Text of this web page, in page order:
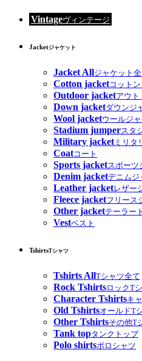
Vintageヴィンテージ
Jacketジャケット
Jacket Allジャケット
Cotton jacketコットン
Outdoor jacketアウト
Down jacketダウンジ
Wool jacketウールジ
Stadium jumperスタ
Military jacketミリタ
Coatコート
Sports jacketスポーツ
Denim jacketデニムジ
Leather jacketレザー
Fleece jacketフリース
Other jacketテーラー
Vestベスト
TshirtsTシャツ
Tshirts AllTシャツ全て
Rock TshirtsロックT
Character Tshirtsキ
Old TshirtsオールドT
Other Tshirtsその他T
Tank topタンクトップ
Polo shirtsポロシャツ